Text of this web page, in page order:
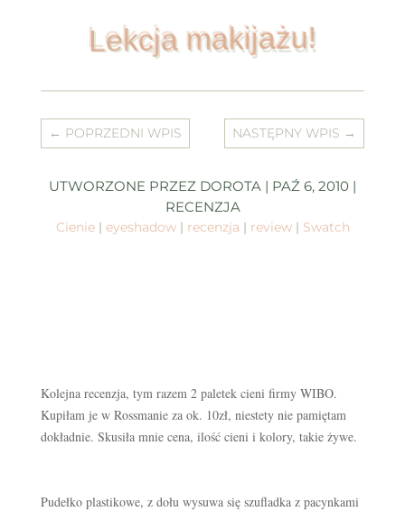
Lekcja makijażu!
← POPRZEDNI WPIS NASTĘPNY WPIS →
UTWORZONE PRZEZ DOROTA | PAŹ 6, 2010 |
RECENZJA
Cienie| eyeshadow| recenzja | review| Swatch
Kolejna recenzja, tym razem 2 paletek cieni firmy WIBO.
Kupiłam je w Rossmanie za ok. 10zł, niestety nie pamiętam
dokładnie. Skusiła mnie cena, ilość cieni i kolory, takie żywe.
Pudełko plastikowe, z dołu wysuwa się szufladka z pacynkami